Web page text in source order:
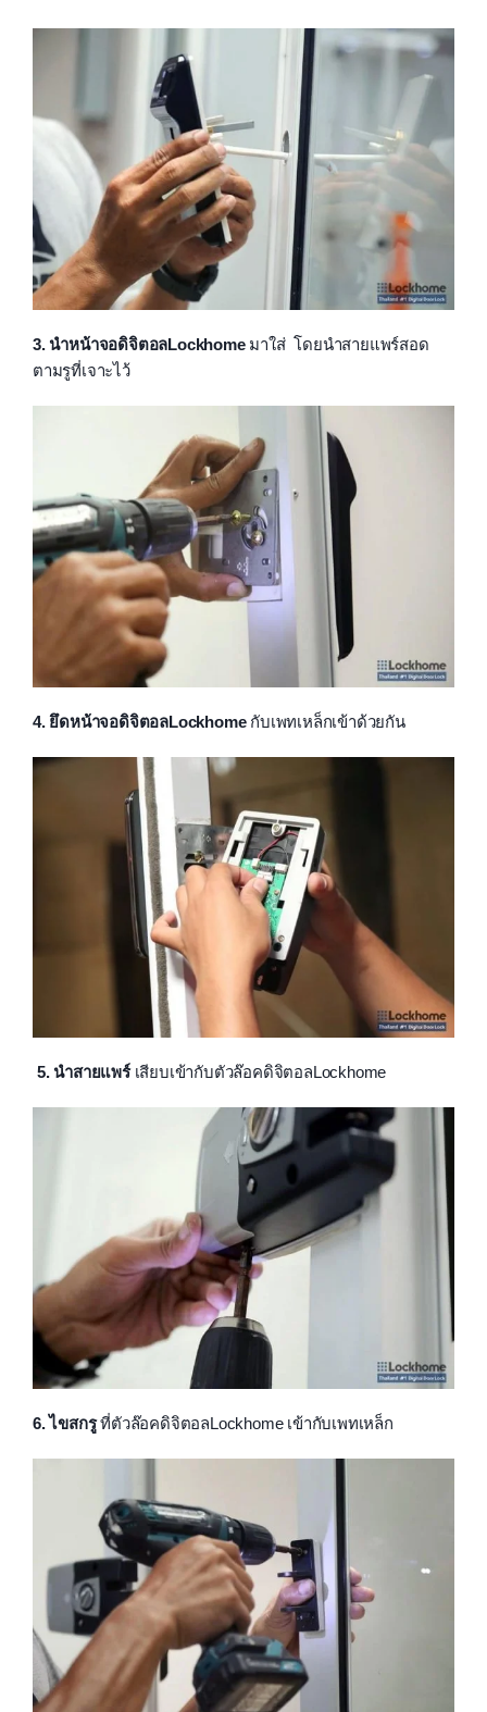
3. นำหน้าจอดิจิตอลLockhomeมาใส่ โดยนำสายแพร์สอด
ตามรูที่เจาะไว้
4. ยึดหน้าจอดิจิตอลLockhomeกับเพทเหล็กเข้าด้วยกัน
5. นำสายแพร์ เสียบเข้ากับตัวล๊อคดิจิตอลLockhome
6. ไขสกรูที่ตัวล๊อคดิจิตอลLockhome เข้ากับเพทเหล็ก